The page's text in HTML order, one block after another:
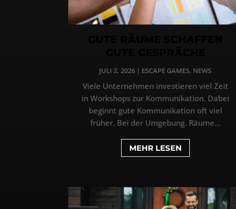
JULI 2, 2026 | ESCAPE GAMES, NEWS
Viele Unternehmen investieren viel Zeit
in Workshops zur Kommunikation. Dabei
beginnt gute Kommunikation oft viel
früher. Bei der Umgebung. Räume...
MEHR LESEN